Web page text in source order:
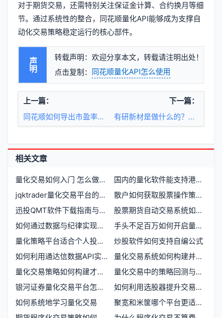
对于期货交易，还需特别关注保证金计算、合约换月等细
节。通过系统性的整合，同花顺量化API能够成为支撑自
动化交易策略稳定运行的核心部件。
声明
转载声明：欢迎分享本文，转载请注明出处！
点击复制：
同花顺量化API怎么使用
上一篇：
同花顺如何导出市盈率指标数据
下一篇：
有研新材是做什么的？有研申购怎么参与？
相关文章
量化交易如何入门 怎么做量化交易
国内的量化软件能支持港股吗
jqktrader量化交易平台的功能与应用
散户如何获取股票操作策略资源
迅投QMT软件下载指南与量化交易入门
股票期货自动交易系统如何使用赫兹量化工具
如何通过数据与纪律实现量化炒股
手头不足百万如何开启量化交易通道
量化策略平台适合个人投资者吗
炒股软件如何支持自编公式
如何利用通达信数据API实现股票期货高效数据对接
量化交易系统如何构建并实现稳定盈利
量化交易策略如何构建才能盈利
量化交易中的策略回测与风险控制
银河证券量化交易平台怎么样 量化投资者必看指南
如何利用选股器提升交易效率与准确性
如何系统地学习量化交易
聚宽和米筐哪个平台更适合量化交易新手入门